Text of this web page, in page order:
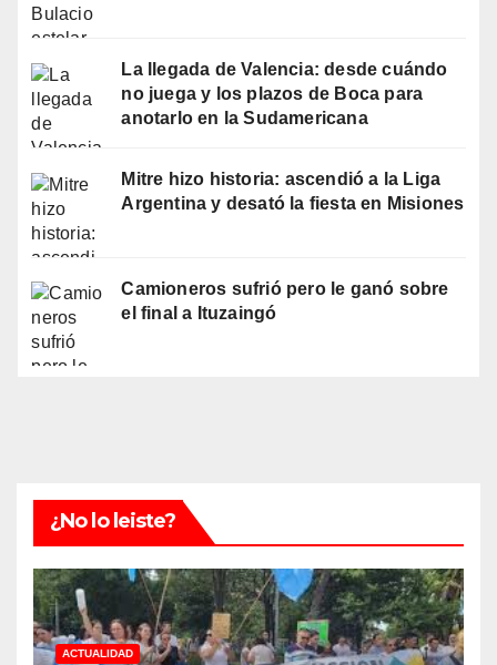
La llegada de Valencia: desde cuándo
no juega y los plazos de Boca para
anotarlo en la Sudamericana
Mitre hizo historia: ascendió a la Liga
Argentina y desató la fiesta en Misiones
Camioneros sufrió pero le ganó sobre
el final a Ituzaingó
¿No lo leiste?
ACTUALIDAD